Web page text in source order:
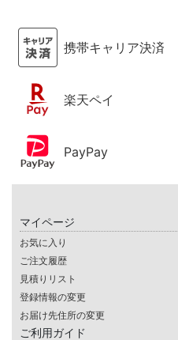
携帯キャリア決済
楽天ペイ
PayPay
マイページ
お気に入り
ご注文履歴
見積りリスト
登録情報の変更
お届け先住所の変更
ご利用ガイド